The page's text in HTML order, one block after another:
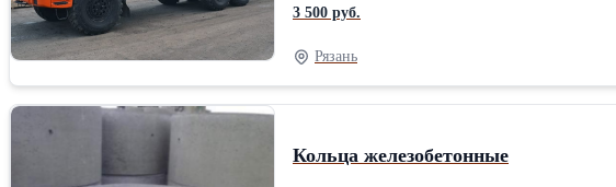
3 500 руб.
Рязань
Кольца железобетонные